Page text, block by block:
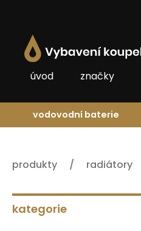
úvod značky
vodovodní baterie
produkty radiátory
kategorie